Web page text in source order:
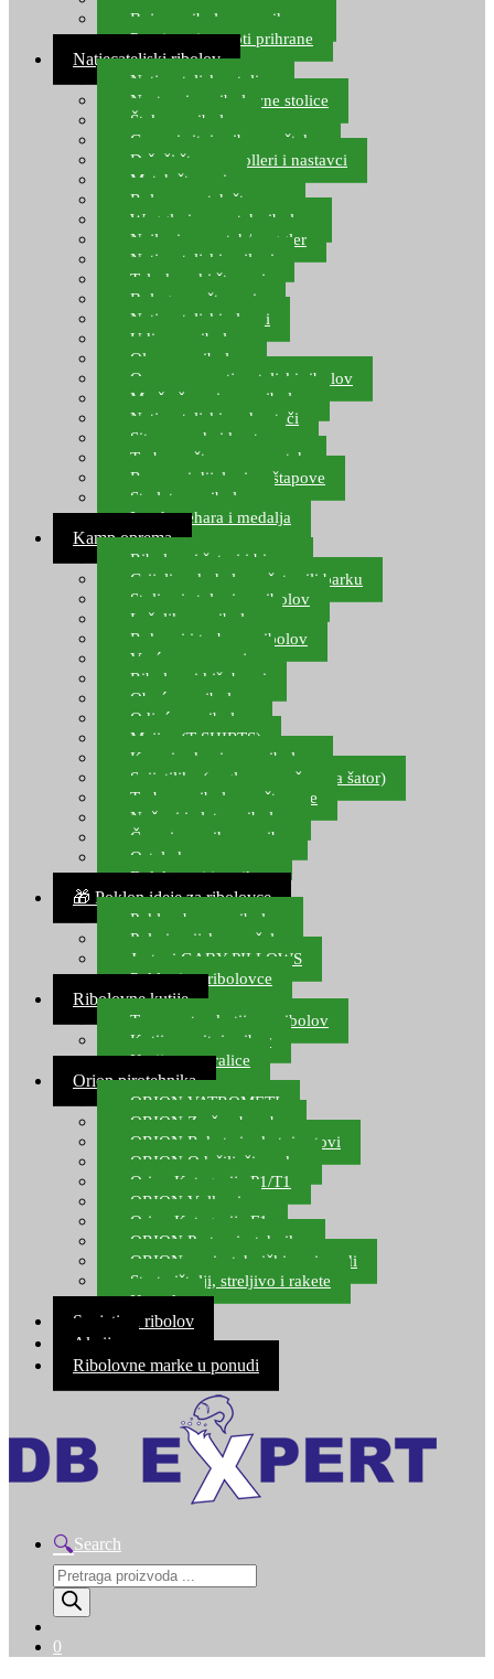
Boje za ribolovnu prihranu
Provjereni recepti prihrane
Natjecateljski ribolov
Natjecateljske stolice
Nastavci za ribolovne stolice
Šteke za ribolov
Gume i sitni pribor za šteku
Držači štapova rolleri i nastavci
Match štapovi
Role za match štapove
Waggleri za match ribolov
Najloni za match/waggler
Natjecateljski najloni
Teleskopski štapovi
Bolognese štapovi
Natjecateljski plovci
Udice za ribolov
Olovo za ribolov
Oprema za natjecateljski ribolov
Mreže čuvarice za ribolov
Natjecateljski podmetači
Sito, posude i kante
Torbe za štapove – match
Rezervni dijelovi za štapove
Starlete za ribolov
Izrada pehara i medalja
Kamp oprema
Ribolovni šatori i bivvy
Grijalice, kuhala za šator ili barku
Stolice i stolovi za ribolov
Ležaljke za ribolov
Ruksaci i torbe za ribolov
Vreće za spavanje
Ribolovni kišobrani
Obuća za ribolov
Odjeća za ribolov
Majice (T-SHIRTS)
Kape i rukavice za ribolov
Svijetiljke (naglavne, ručne, za šator)
Torbe za ribolovne štapove
Noževi i alat za ribolov
Čamci za prihranu ribe
Ostala kamp oprema
Dalekozori i optika
🎁 Poklon ideje za ribolovce
Poklon bon za ribolov
Polarizacijske naočale
Jastuci GABY PILLOWS
Pokloni za ribolovce
Ribolovne kutije
Transportne kutije za ribolov
Kutije za sitni pribor
Kutije za varalice
Orion pirotehnika
ORION VATROMETI
ORION Zračne bombe
ORION Rakete i raketni setovi
ORION Odašiljači zvuka
Orion Kategorija P1/T1
ORION Vulkani
Orion Kategorija F1
ORION Party pirotehnika
ORION nepirotehnički proizvodi
Start pištolji, streljivo i rakete
Kontakt
Savjeti za ribolov
Akcija
Ribolovne marke u ponudi
Search
Products
search
0